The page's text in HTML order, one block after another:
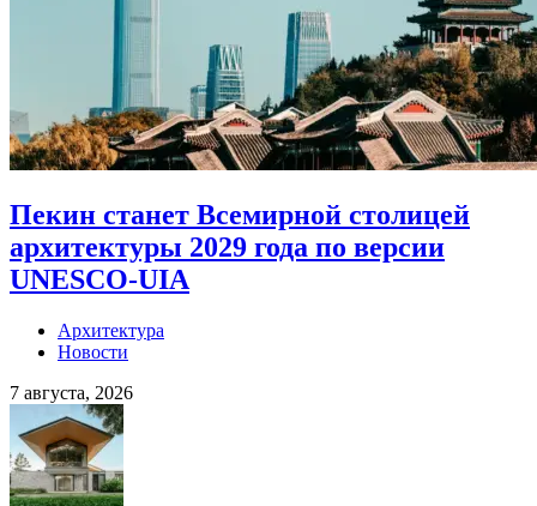
Пекин станет Всемирной столицей
архитектуры 2029 года по версии
UNESCO-UIA
Архитектура
Новости
7 августа, 2026